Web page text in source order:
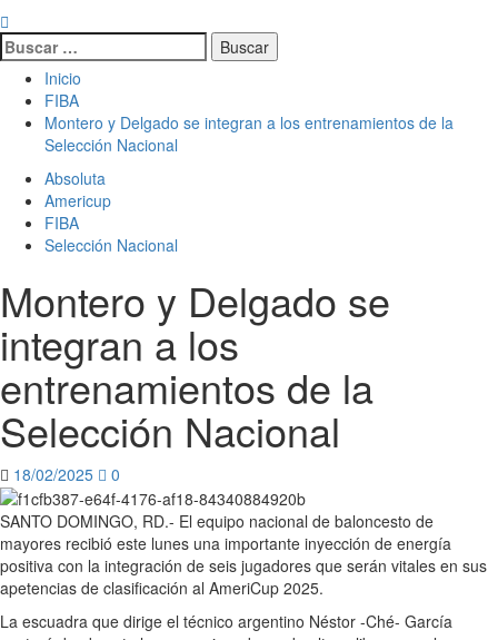
Buscar:
Inicio
FIBA
Montero y Delgado se integran a los entrenamientos de la
Selección Nacional
Absoluta
Americup
FIBA
Selección Nacional
Montero y Delgado se
integran a los
entrenamientos de la
Selección Nacional
18/02/2025 0
SANTO DOMINGO, RD.- El equipo nacional de baloncesto de
mayores recibió este lunes una importante inyección de energía
positiva con la integración de seis jugadores que serán vitales en sus
apetencias de clasificación al AmeriCup 2025.
La escuadra que dirige el técnico argentino Néstor -Ché- García